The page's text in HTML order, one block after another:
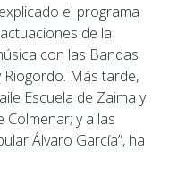
el programa
de la
con las Bandas
Más tarde,
Escuela de Zaima y
Colmenar; y a las
Álvaro García”, ha